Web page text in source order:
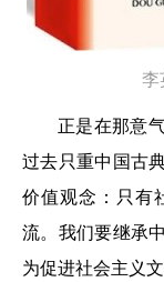
李
正是在那意
过去只重中国古
价值观念：只有
流。我们要继承
为促进社会主义